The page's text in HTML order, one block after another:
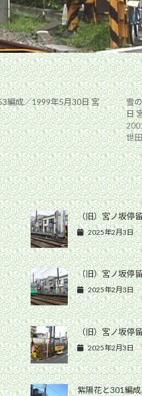
編成／1999年5月30日 宮
雪
日
世
（旧）宮ノ坂停
2025年2月3日
（旧）宮ノ坂停
2025年2月3日
（旧）宮ノ坂停
2025年2月3日
紫陽花と301編